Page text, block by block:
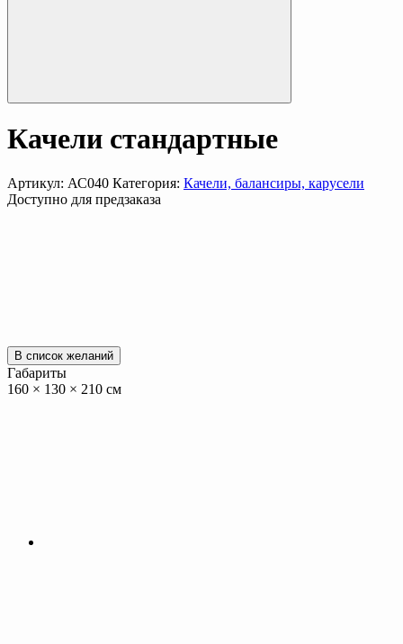
Качели стандартные
Артикул: АС040 Категория: Качели, балансиры, карусели
Доступно для предзаказа
В список желаний
Габариты
160 × 130 × 210 см